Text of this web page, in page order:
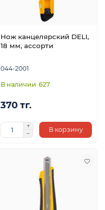
Нож канцелярский DELI,
18 мм, ассорти
044-2001
627
370 тг.
В корзину